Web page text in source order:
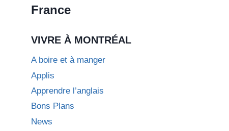
France
VIVRE À MONTRÉAL
A boire et à manger
Applis
Apprendre l’anglais
Bons Plans
News